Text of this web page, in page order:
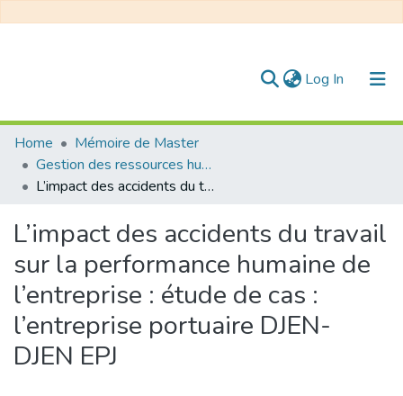
Log In (current)
Communities & Collections
All of DSpace
Home
Mémoire de Master
Gestion des ressources humaines
L’impact des accidents du travail sur la performance humaine de l’entreprise : étude de cas : l’entreprise portuaire DJEN-DJEN EPJ
L’impact des accidents du travail
sur la performance humaine de
l’entreprise : étude de cas :
l’entreprise portuaire DJEN-
DJEN EPJ